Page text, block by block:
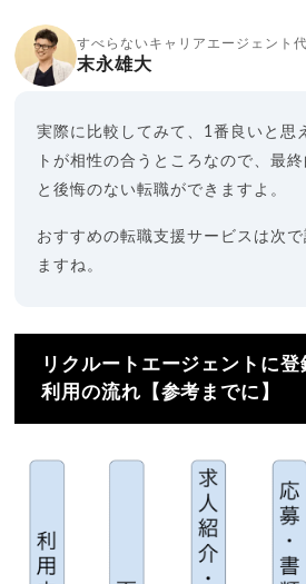
すべらないキャリアエージェント
末永雄大
実際に比較してみて、1番良いと思
トが相性の合うところなので、最
と後悔のない転職ができますよ。
おすすめの転職支援サービスは次
ますね。
リクルートエージェントに
利用の流れ【参考までに】